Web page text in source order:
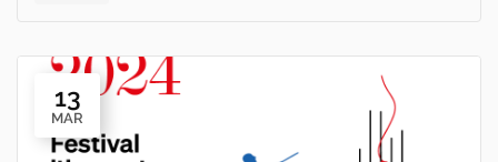
13
MAR